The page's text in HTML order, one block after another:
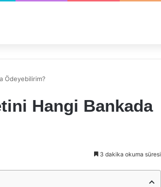
Ödeyebilirim?
Hangi Bankada
3 dakika okuma süresi